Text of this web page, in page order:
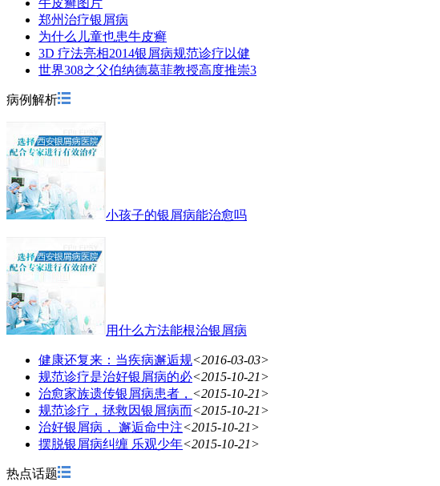
郑州治疗银屑病
为什么儿童也患牛皮癣
3D 疗法亮相2014银屑病规范诊疗以健
世界308之父伯纳德葛菲教授高度推崇3
病例解析
小孩子的银屑病能治愈吗
用什么方法能根治银屑病
健康还复来：当疾病邂逅规<2016-03-03>
规范诊疗是治好银屑病的必<2015-10-21>
治愈家族遗传银屑病患者， <2015-10-21>
规范诊疗，拯救因银屑病而<2015-10-21>
治好银屑病， 邂逅命中注<2015-10-21>
摆脱银屑病纠缠 乐观少年<2015-10-21>
热点话题